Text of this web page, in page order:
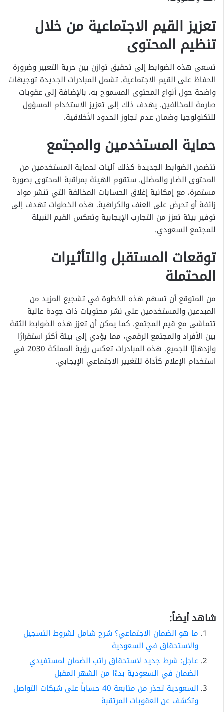
تعزيز القيم الاجتماعية من خلال
تنظيم المحتوى
تسعى هذه الضوابط إلى تحقيق توازن بين حرية التعبير وضرورة
الحفاظ على القيم الاجتماعية. تشمل المبادرات الجديدة توجيهات
واضحة حول أنواع المحتوى المسموح به، بالإضافة إلى عقوبات
صارمة للمخالفين. يهدف ذلك إلى تعزيز الاستخدام المسؤول
للتكنولوجيا وضمان عدم تجاوز الحدود الأخلاقية.
حماية المستخدمين والمجتمع
تتضمن الضوابط الجديدة كذلك آليات لحماية المستخدمين من
المحتوى الضار والمضلل. ستقوم الهيئة بمراقبة المحتوى بصورة
مستمرة، مع إمكانية إغلاق الحسابات المخالفة التي تنشر مواد
زائفة أو تحرض على العنف والكراهية. هذه الخطوات تهدف إلى
توفير بيئة تعزز من التجارب الإيجابية وتعكس القيم النبيلة
للمجتمع السعودي.
توقعات المستقبل والتأثيرات
المحتملة
من المتوقع أن تسهم هذه الخطوة في تشجيع المزيد من
المبدعين والمستخدمين على نشر محتويات ذات جودة عالية
تتماشى مع قيم المجتمع. كما يمكن أن تعزز هذه الضوابط الثقة
بين الأفراد والمجتمع الرقمي، مما يؤدي إلى بيئة أكثر استقرارًا
وازدهارًا للجميع. هذه المبادرات تعكس رؤية المملكة 2030 في
استخدام الإعلام كأداة للتغيير الاجتماعي الإيجابي.
شاهد أيضاً:
ما هو الضمان الاجتماعي؟ شرح شامل لشروط التسجيل
والاستحقاق في السعودية
عاجل: شرط جديد لاستحقاق راتب الضمان لمستفيدي
الضمان في السعودية بدءًا من الشهر المقبل
السعودية تحذر من متابعة 40 حساباً على شبكات التواصل
وتكشف عن العقوبات المرتقبة